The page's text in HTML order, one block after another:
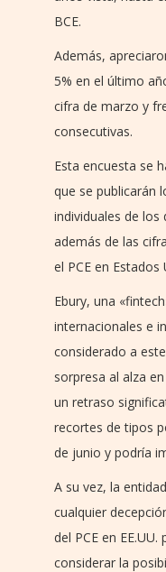
BCE.
Además,
5% en el último
cifra de marzo y
consecutivas.
Esta encuesta se
que se publicarán
individuales de los
además de las
el PCE en Estados
Ebury, una
internacionales e
considerado a
sorpresa al alza
un retraso
recortes de tipos
de junio y podría
A su vez, la
cualquier
del PCE en
considerar la